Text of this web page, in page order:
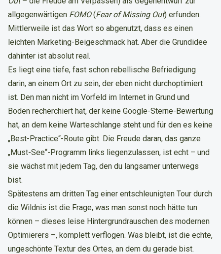
allgegenwärtigen FOMO(Fear of Missing Out) erfunden.
Mittlerweile ist das Wort so abgenutzt, dass es einen
leichten Marketing-Beigeschmack hat. Aber die Grundidee
dahinter ist absolut real.
Es liegt eine tiefe, fast schon rebellische Befriedigung
darin, an einem Ort zu sein, der eben nicht durchoptimiert
ist. Den man nicht im Vorfeld im Internet in Grund und
Boden recherchiert hat, der keine Google-Sterne-Bewertung
hat, an dem keine Warteschlange steht und für den es keine
„Best-Practice“-Route gibt. Die Freude daran, das ganze
„Must-See“-Programm links liegenzulassen, ist echt – und
sie wächst mit jedem Tag, den du langsamer unterwegs
bist.
Spätestens am dritten Tag einer entschleunigten Tour durch
die Wildnis ist die Frage, was man sonst noch hätte tun
können – dieses leise Hintergrundrauschen des modernen
Optimierers –, komplett verflogen. Was bleibt, ist die echte,
ungeschönte Textur des Ortes, an dem du gerade bist.